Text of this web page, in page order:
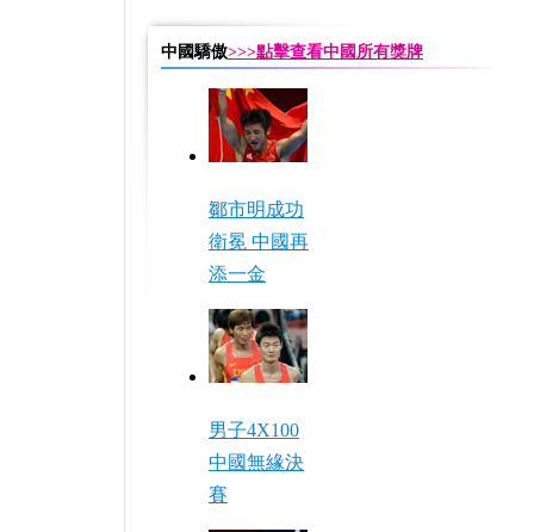
中國驕傲>>>點擊查看中國所有獎牌
鄒市明成功
衛冕 中國再
添一金
男子4X100
中國無緣決
賽